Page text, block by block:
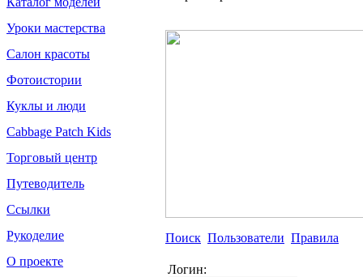
Уроки мастерства
Салон красоты
Фотоистории
Куклы и люди
Cabbage Patch Kids
Торговый центр
Путеводитель
Ссылки
Рукоделие
О проекте
Поиск Пользователи Правила
Логин: